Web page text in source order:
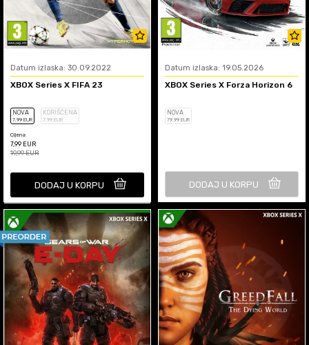
Datum izlaska: 30.09.2022
XBOX Series X FIFA 23
NOVA
7,99 EUR
KORIŠĆENA
7,99 EUR
Cijena
7,99 EUR
19,99EUR
DODAJ U KORPU
Datum izlaska: 19.05.2026
XBOX Series X Forza Horizon 6
NOVA
79,99 EUR
DODAJ U KORPU